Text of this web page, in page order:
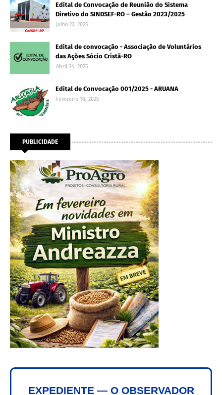
Edital de Convocação de Reunião do Sistema
Diretivo do SINDSEF-RO – Gestão 2023/2025
Julho 22, 2025
Edital de convocação - Associação de Voluntários
das Ações Sócio Cristã-RO
Abril 24, 2025
Edital de Convocação 001/2025 - ARUANA
Fevereiro 18, 2025
PUBLICIDADE
EXPEDIENTE — O OBSERVADOR